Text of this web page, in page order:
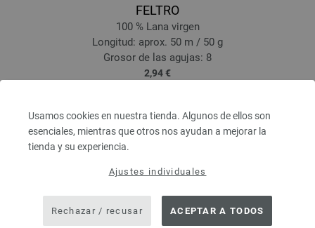
Usamos cookies en nuestra tienda. Algunos de ellos son
esenciales, mientras que otros nos ayudan a mejorar la
tienda y su experiencia.
Ajustes individuales
Rechazar / recusar ACEPTAR A TODOS
FELTRO
100 % Lana virgen
Longitud: aprox. 50 m / 50 g
Grosor de las agujas: 8
2,94 €
prev next
COMPARTIR ESTA PÁGINA